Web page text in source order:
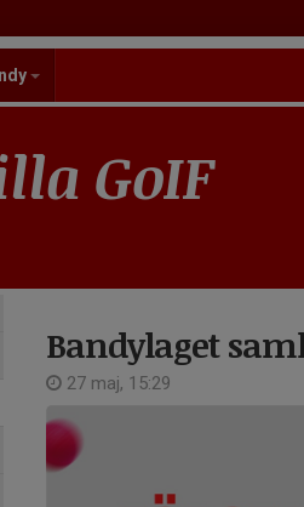
GoIF
Bandylaget
27 maj, 15:29